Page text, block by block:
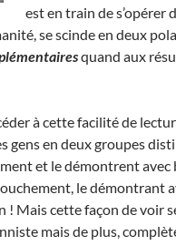
est en train de s’opérer
se scinde en deux
quand aux
à cette facilité de
gens en deux groupes
et le démontrent avec
le démontrant
! Mais cette façon de voir
mais de plus,